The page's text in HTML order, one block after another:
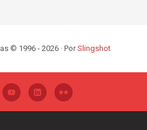
© 1996 - 2026 · PorSlingshot